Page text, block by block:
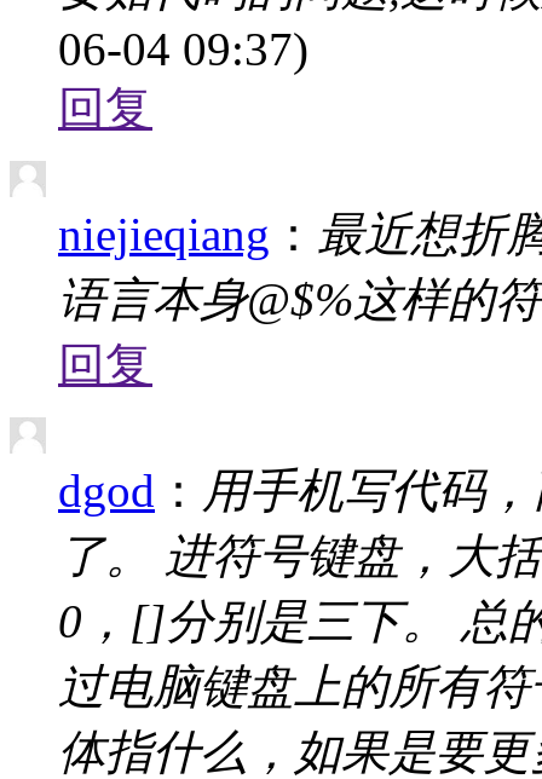
06-04 09:37)
回复
niejieqiang ： 最近想折
语言本身@$%这样的
回复
dgod ： 用手机写代码
了。 进符号键盘，大
0，[]分别是三下。 总
过电脑键盘上的所有
体指什么，如果是要